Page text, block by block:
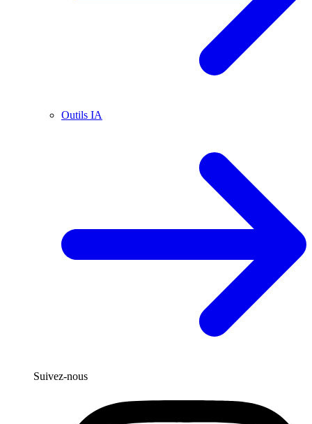
Outils IA
Suivez-nous